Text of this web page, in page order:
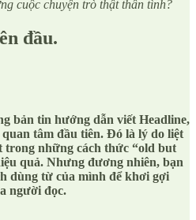
cuộc chuyện trò thật thân tình?
đầu.
bản tin hướng dẫn viết Headline,
tâm đầu tiên. Đó là lý do liệt
trong những cách thức “old but
quả. Nhưng đương nhiên, bạn
dùng từ của mình để khơi gợi
người đọc.